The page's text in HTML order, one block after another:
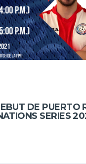
DE PUERTO
SERIES